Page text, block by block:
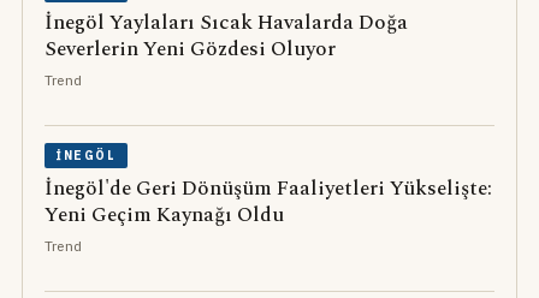
İnegöl Yaylaları Sıcak Havalarda Doğa
Severlerin Yeni Gözdesi Oluyor
Trend
İNEGÖL
İnegöl'de Geri Dönüşüm Faaliyetleri Yükselişte:
Yeni Geçim Kaynağı Oldu
Trend